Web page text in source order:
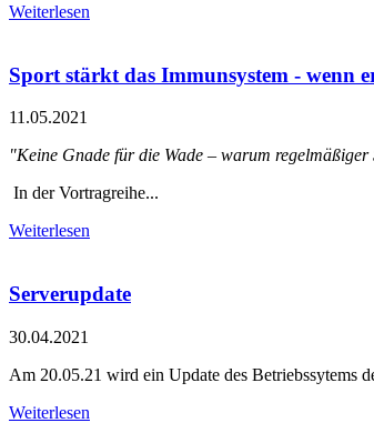
Weiterlesen
Sport stärkt das Immunsystem - wenn
11.05.2021
"Keine Gnade für die Wade – warum
In der Vortragreihe...
Weiterlesen
Serverupdate
30.04.2021
Am 20.05.21 wird ein Update des Betriebssytems
Weiterlesen